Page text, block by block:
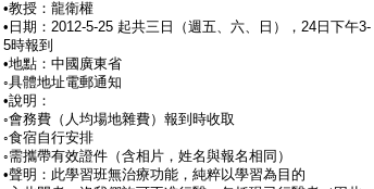
•教授：龍衛權
•日期：2012-5-25 起共三日（週五、六、日），24日下午3-
5時報到
•地點：中國廣東省
◦具體地址電郵通知
•說明：
◦會務費（人均場地雜費）報到時收取
◦食宿自行安排
◦需攜帶有效證件（含相片，姓名與報名相同）
•聲明：此學習班無治療功能，純粹以學習為目的